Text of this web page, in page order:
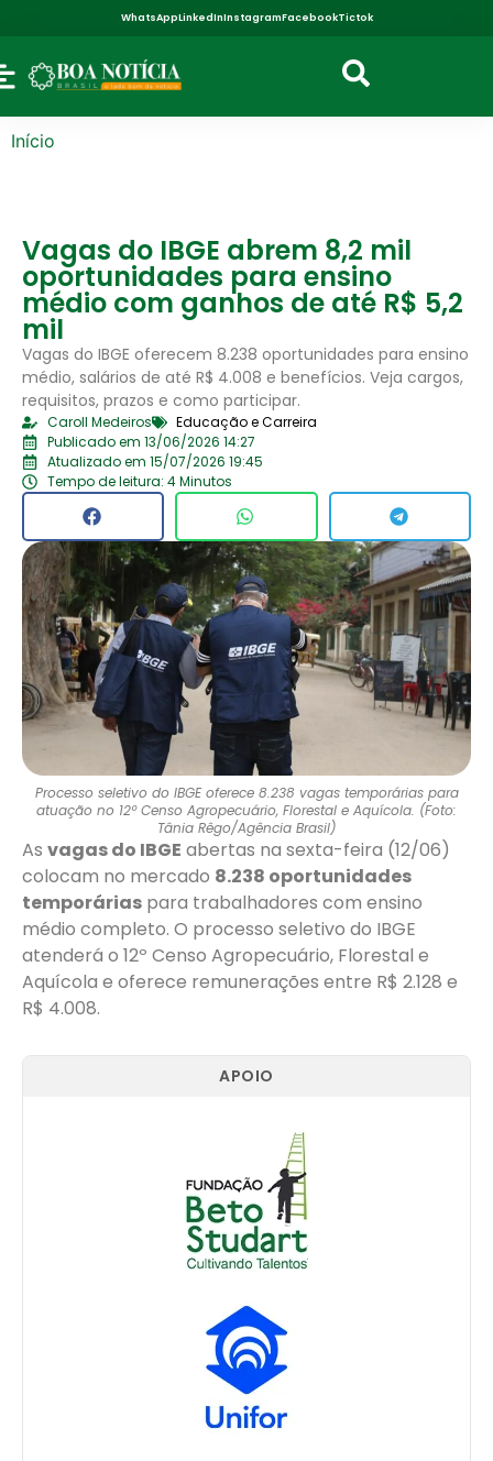
WhatsAppLinkedInInstagramFacebookTictok
Início
Vagas do IBGE abrem 8,2 mil
oportunidades para ensino
médio com ganhos de até R$ 5,2
mil
Vagas do IBGE oferecem 8.238 oportunidades para ensino
médio, salários de até R$ 4.008 e benefícios. Veja cargos,
requisitos, prazos e como participar.
Caroll Medeiros
Educação e Carreira
Publicado em 13/06/2026 14:27
Atualizado em 15/07/2026 19:45
Tempo de leitura: 4 Minutos
Processo seletivo do IBGE oferece 8.238 vagas temporárias para
atuação no 12º Censo Agropecuário, Florestal e Aquícola. (Foto:
Tânia Rêgo/Agência Brasil)
As vagas do IBGE abertas na sexta-feira (12/06)
colocam no mercado 8.238 oportunidades
temporárias para trabalhadores com ensino
médio completo. O processo seletivo do IBGE
atenderá o 12º Censo Agropecuário, Florestal e
Aquícola e oferece remunerações entre R$ 2.128 e
R$ 4.008.
APOIO